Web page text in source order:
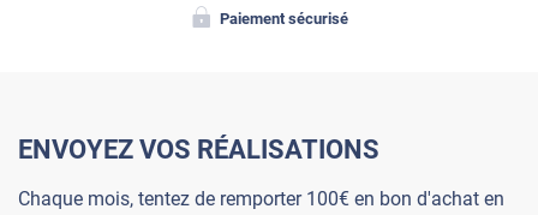
Paiement sécurisé
ENVOYEZ VOS RÉALISATIONS
Chaque mois, tentez de remporter 100€ en bon d'achat en